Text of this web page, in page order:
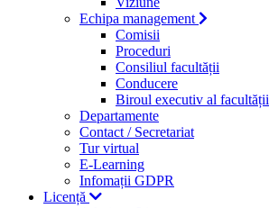
Echipa management
Comisii
Proceduri
Consiliul facultății
Conducere
Biroul executiv al facultății
Departamente
Contact / Secretariat
Tur virtual
E-Learning
Infomații GDPR
Licență